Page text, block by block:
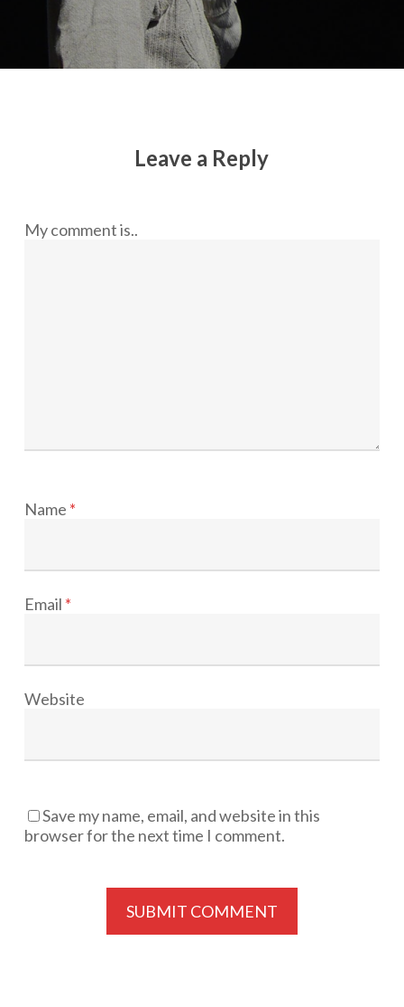
Leave a Reply
My comment is..
Name *
Email *
Website
Save my name, email, and website in this
browser for the next time I comment.